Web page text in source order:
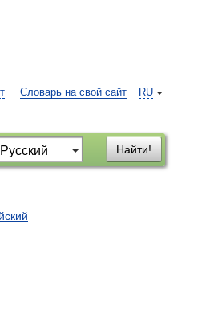
RU
Словарь на свой сайт
Найти!